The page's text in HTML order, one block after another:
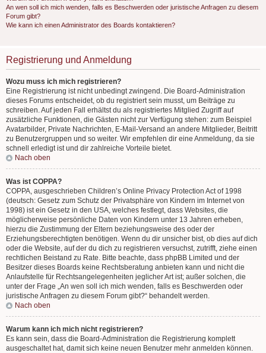
An wen soll ich mich wenden, falls es Beschwerden oder juristische Anfragen zu diesem
Forum gibt?
Wie kann ich einen Administrator des Boards kontaktieren?
Registrierung und Anmeldung
Wozu muss ich mich registrieren?
Eine Registrierung ist nicht unbedingt zwingend. Die Board-Administration
dieses Forums entscheidet, ob du registriert sein musst, um Beiträge zu
schreiben. Auf jeden Fall erhältst du als registriertes Mitglied Zugriff auf
zusätzliche Funktionen, die Gästen nicht zur Verfügung stehen: zum Beispiel
Avatarbilder, Private Nachrichten, E-Mail-Versand an andere Mitglieder, Beitritt
zu Benutzergruppen und so weiter. Wir empfehlen dir eine Anmeldung, da sie
schnell erledigt ist und dir zahlreiche Vorteile bietet.
Nach oben
Was ist COPPA?
COPPA, ausgeschrieben Children’s Online Privacy Protection Act of 1998
(deutsch: Gesetz zum Schutz der Privatsphäre von Kindern im Internet von
1998) ist ein Gesetz in den USA, welches festlegt, dass Websites, die
möglicherweise persönliche Daten von Kindern unter 13 Jahren erheben,
hierzu die Zustimmung der Eltern beziehungsweise des oder der
Erziehungsberechtigten benötigen. Wenn du dir unsicher bist, ob dies auf dich
oder die Website, auf der du dich zu registrieren versuchst, zutrifft, ziehe einen
rechtlichen Beistand zu Rate. Bitte beachte, dass phpBB Limited und der
Besitzer dieses Boards keine Rechtsberatung anbieten kann und nicht die
Anlaufstelle für Rechtsangelegenheiten jeglicher Art ist; außer solchen, die
unter der Frage „An wen soll ich mich wenden, falls es Beschwerden oder
juristische Anfragen zu diesem Forum gibt?“ behandelt werden.
Nach oben
Warum kann ich mich nicht registrieren?
Es kann sein, dass die Board-Administration die Registrierung komplett
ausgeschaltet hat, damit sich keine neuen Benutzer mehr anmelden können.